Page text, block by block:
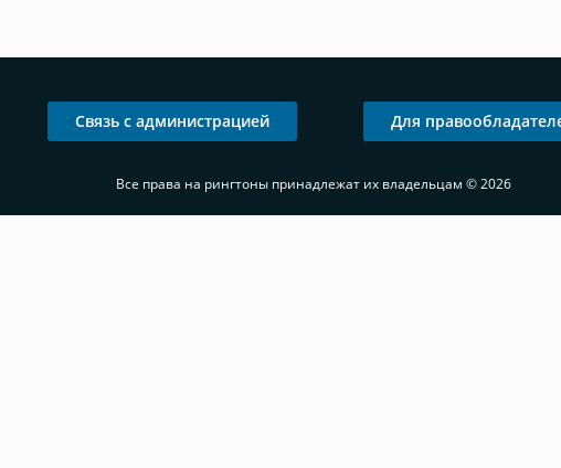
Связь с администрацией Для
Все права на рингтоны принадлежат их владельцам © 2026